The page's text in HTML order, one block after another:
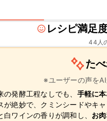
レシピ満足
44 人
た
※ユーザーの声を
発酵工程なしでも、 手軽に
が絶妙で、クミンシードやキ
ワインの香りが調和し、 お